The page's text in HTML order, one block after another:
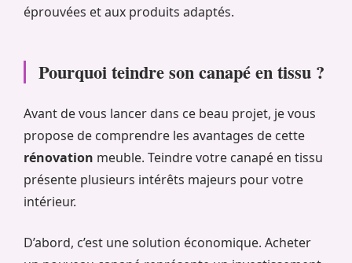
éprouvées et aux produits adaptés.
Pourquoi teindre son canapé en tissu ?
Avant de vous lancer dans ce beau projet, je vous
propose de comprendre les avantages de cette
rénovation meuble. Teindre votre canapé en tissu
présente plusieurs intérêts majeurs pour votre
intérieur.
D’abord, c’est une solution économique. Acheter